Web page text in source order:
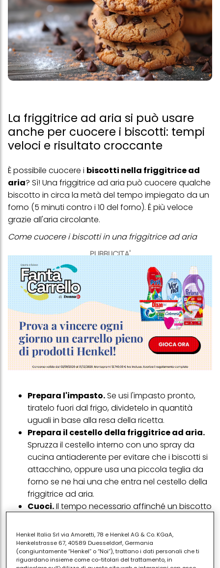
La friggitrice ad aria si può usare
anche per cuocere i biscotti: tempi
veloci e risultato croccante
PUBBLICITA'
È possibile cuocere i biscotti nella friggitrice ad
aria? Sì! Una friggitrice ad aria può cuocere qualche
biscotto in circa la metà del tempo impiegato da un
forno (5 minuti contro i 10 del forno). É più veloce
grazie all'aria circolante.
Come cuocere i biscotti in una friggitrice ad aria
Prepara l'impasto.Se usi l'impasto pronto,
tiratelo fuori dal frigo, dividetelo in quantità
uguali in base alla resa della ricetta.
Prepara il cestello della friggitrice ad aria.
Spruzza il cestello interno con uno spray da
cucina antiaderente per evitare che i biscotti si
attacchino, oppure usa una piccola teglia da
forno se ne hai una che entra nel cestello della
friggitrice ad aria.
Cuoci.Il tempo necessario affinché un biscotto
aria sarà diverso rispetto a quello impiegato nel
forno, ad esempio un biscotto base con gocce
di cioccolato cuocerà a 170 gradi per cinque
Henkel Italia Srl via Amoretti, 78 e Henkel AG & Co. KGaA,
Henkelstrasse 67, 40589 Duesseldorf, Germania
(congiuntamente “Henkel” o “Noi”), trattano i dati personali che ti
riguardano insieme come co-titolari del trattamento, in